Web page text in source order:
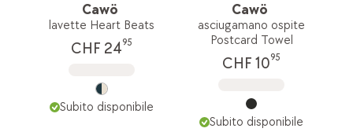
Cawö
lavette Heart Beats
CHF 2495
Subito disponibile
Cawö
asciugamano ospite
Postcard Towel
CHF 1095
Subito disponibile